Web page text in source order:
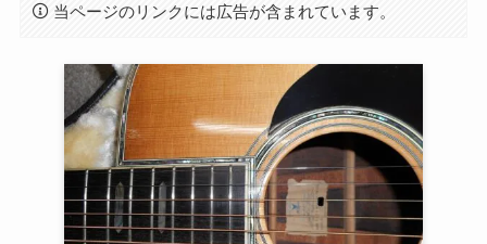
当ページのリンクには広告が含まれています。